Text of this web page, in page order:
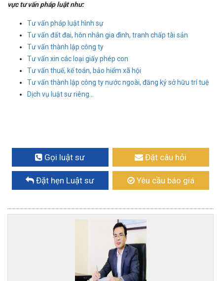
vực tư vấn pháp luật như:
Tư vấn pháp luật hình sự
Tư vấn đất đai, hôn nhân gia đình, tranh chấp tài sản
Tư vấn thành lập công ty
Tư vấn xin các loại giấy phép con
Tư vấn thuế, kế toán, bảo hiểm xã hội
Tư vấn thành lập công ty nước ngoài, đăng ký sở hữu trí tuệ
Dịch vụ luật sư riêng...
Gọi luật sư Đặt câu hỏi
Đặt hẹn Luật sư Yêu cầu báo giá